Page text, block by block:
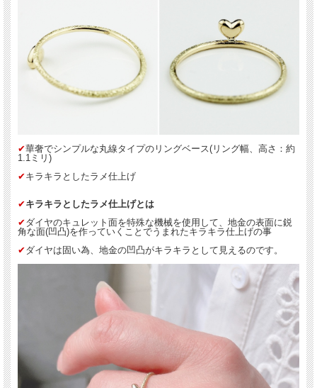
✔︎華奢でシンプルな丸線タイプのリングベース(リング幅、高さ：約
1.1ミリ)
✔︎キラキラとしたラメ仕上げ
✔︎キラキラとしたラメ仕上げとは
✔︎ダイヤのキュレット面を特殊な機械を使用して、地金の表面に鋭
角な面(凹凸)を作っていくことでうまれたキラキラ仕上げの事
✔︎ダイヤは固い為、地金の凹凸がキラキラとして見えるのです。